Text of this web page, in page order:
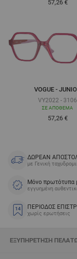
57,26 €
VOGUE -
VY2022 - 3106
ΣΕ ΑΠΌΘΕΜΑ
Τόσο
57,26 €
ΔΩΡΕΑΝ
με Γενική
Μόνο πρωτότυπα
εγγυημένη
ΠΕΡΙΟΔΟΣ
χωρίς ερωτήσεις
ΕΞΥΠΗΡΈΤΗΣΗ